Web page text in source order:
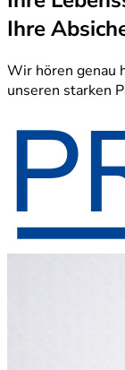
Ihre
Wir hören genau
unseren starken